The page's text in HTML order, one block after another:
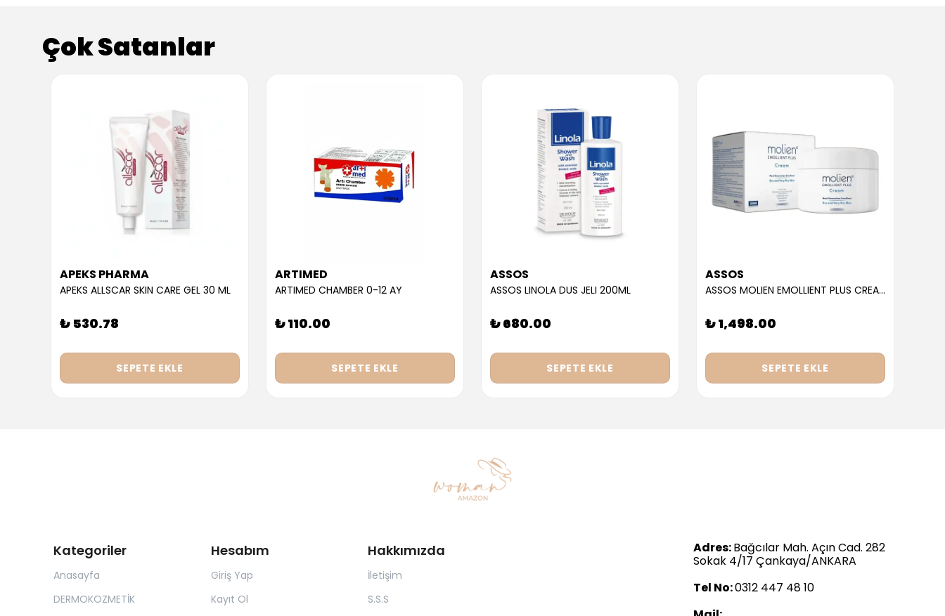
Çok Satanlar
APEKS PHARMA
APEKS ALLSCAR SKIN CARE GEL 30 ML
₺ 530.78
SEPETE EKLE
ARTIMED
ARTIMED CHAMBER 0-12 AY
₺ 110.00
SEPETE EKLE
ASSOS
ASSOS LINOLA DUS JELI 200ML
₺ 680.00
SEPETE EKLE
ASSOS
ASSOS MOLIEN EMOLLIENT PLUS CREAM 300ML
₺ 1,498.00
SEPETE EKLE
Kategoriler
Anasayfa
DERMOKOZMETİK
Hesabım
Giriş Yap
Kayıt Ol
Hakkımızda
İletişim
S.S.S
Adres:Bağcılar Mah. Açın Cad. 282
Sokak 4/17 Çankaya/ANKARA
Tel No:0312 447 48 10